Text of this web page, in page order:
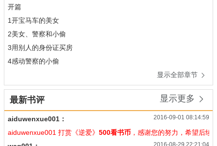
开篇
1开宝马车的美女
2美女、警察和小偷
3用别人的身份证买房
4感动警察的小偷
显示全部章节 
最新书评 显示更多 
2016-09-01 08:14:59
aiduwenxue001：
aiduwenxue001 打赏《逆爱》500看书币 ，感谢您的努力，希望后续